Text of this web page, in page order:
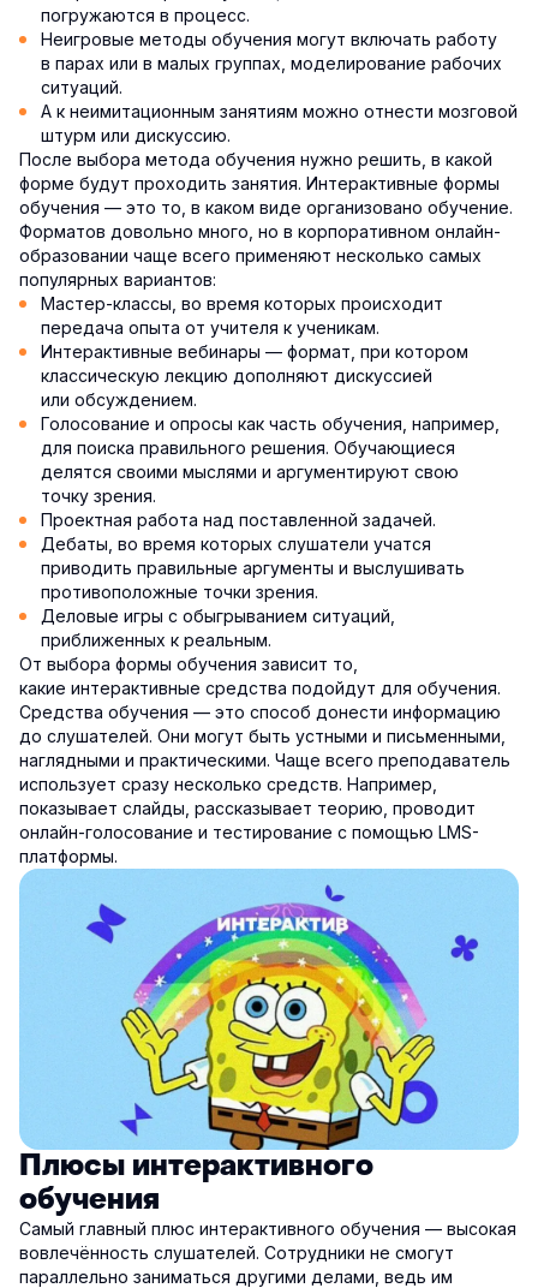
погружаются в процесс.
Неигровые методы обучения могут включать работу
в парах или в малых группах, моделирование рабочих
ситуаций.
А к неимитационным занятиям можно отнести мозговой
штурм или дискуссию.
После выбора метода обучения нужно решить, в какой
форме будут проходить занятия. Интерактивные формы
обучения — это то, в каком виде организовано обучение.
Форматов довольно много, но в корпоративном онлайн-
образовании чаще всего применяют несколько самых
популярных вариантов:
Мастер-классы, во время которых происходит
передача опыта от учителя к ученикам.
Интерактивные вебинары — формат, при котором
классическую лекцию дополняют дискуссией
или обсуждением.
Голосование и опросы как часть обучения, например,
для поиска правильного решения. Обучающиеся
делятся своими мыслями и аргументируют свою
точку зрения.
Проектная работа над поставленной задачей.
Дебаты, во время которых слушатели учатся
приводить правильные аргументы и выслушивать
противоположные точки зрения.
Деловые игры с обыгрыванием ситуаций,
приближенных к реальным.
От выбора формы обучения зависит то,
какие интерактивные средства подойдут для обучения.
Средства обучения — это способ донести информацию
до слушателей. Они могут быть устными и письменными,
наглядными и практическими. Чаще всего преподаватель
использует сразу несколько средств. Например,
показывает слайды, рассказывает теорию, проводит
онлайн-голосование и тестирование с помощью LMS-
платформы.
Плюсы интерактивного
обучения
Самый главный плюс интерактивного обучения — высокая
вовлечённость слушателей. Сотрудники не смогут
параллельно заниматься другими делами, ведь им